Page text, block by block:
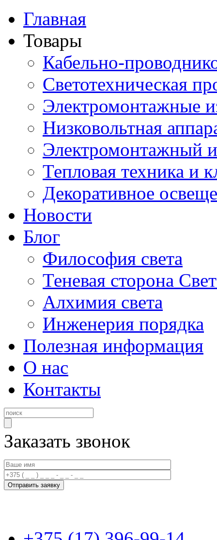
Главная
Товары
Кабельно-
Светотехническая
Электромонтажные
Низковольтная
Электромонтажный
Тепловая техника и
Декоративное
Новости
Блог
Философия света
Теневая сторона
Алхимия света
Инженерия порядка
Полезная информация
О нас
Контакты
Заказать звонок